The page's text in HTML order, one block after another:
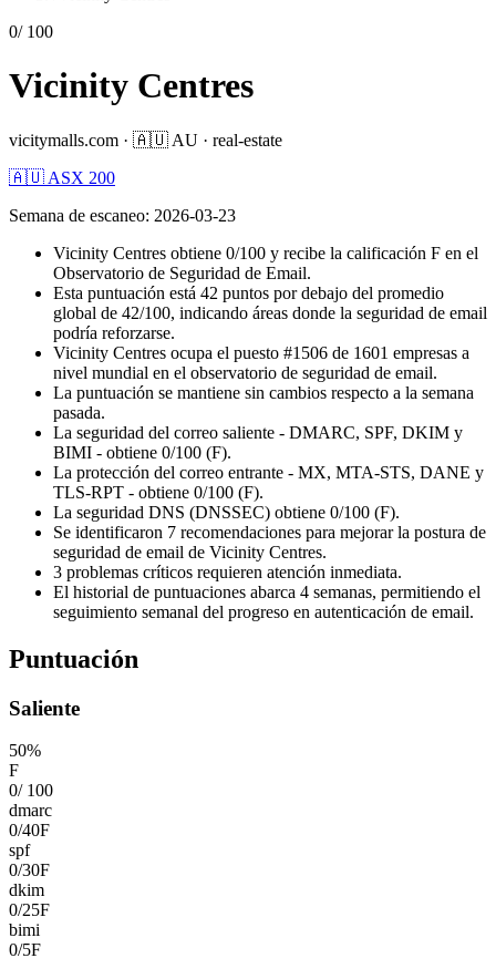
0/ 100
Vicinity Centres
vicitymalls.com · 🇦🇺 AU · real-estate
🇦🇺 ASX 200
Semana de escaneo: 2026-03-23
Vicinity Centres obtiene 0/100 y recibe la calificación F en el
Observatorio de Seguridad de Email.
Esta puntuación está 42 puntos por debajo del promedio
global de 42/100, indicando áreas donde la seguridad de email
podría reforzarse.
Vicinity Centres ocupa el puesto #1506 de 1601 empresas a
nivel mundial en el observatorio de seguridad de email.
La puntuación se mantiene sin cambios respecto a la semana
pasada.
La seguridad del correo saliente - DMARC, SPF, DKIM y
BIMI - obtiene 0/100 (F).
La protección del correo entrante - MX, MTA-STS, DANE y
TLS-RPT - obtiene 0/100 (F).
La seguridad DNS (DNSSEC) obtiene 0/100 (F).
Se identificaron 7 recomendaciones para mejorar la postura de
seguridad de email de Vicinity Centres.
3 problemas críticos requieren atención inmediata.
El historial de puntuaciones abarca 4 semanas, permitiendo el
seguimiento semanal del progreso en autenticación de email.
Puntuación
Saliente
50%
F
0/ 100
dmarc
0/40F
spf
0/30F
dkim
0/25F
bimi
0/5F